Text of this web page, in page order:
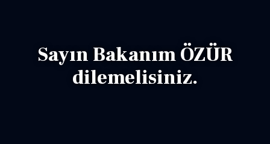
Sayın Bakanım ÖZÜR
dilemelisiniz.